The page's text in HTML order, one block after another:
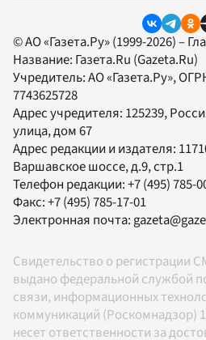
© АО «Газета.Ру» (1999-2026) –
Название: Газета.Ru (Gazeta.Ru)
Учредитель:АО «Газета.Ру»,
7743625728
Адрес учредителя: 125239,
улица, дом 67
Адрес редакции и издателя:
Варшавское шоссе, д.9, стр.1
Телефон редакции:+7 (495) 785-
Факс:+7 (495) 785-17-01
Электронная почта:
Свидетельство о регистрации
выдано федеральной службой
связи, информационных
коммуникаций (Роскомнадзор)
несет ответственности за